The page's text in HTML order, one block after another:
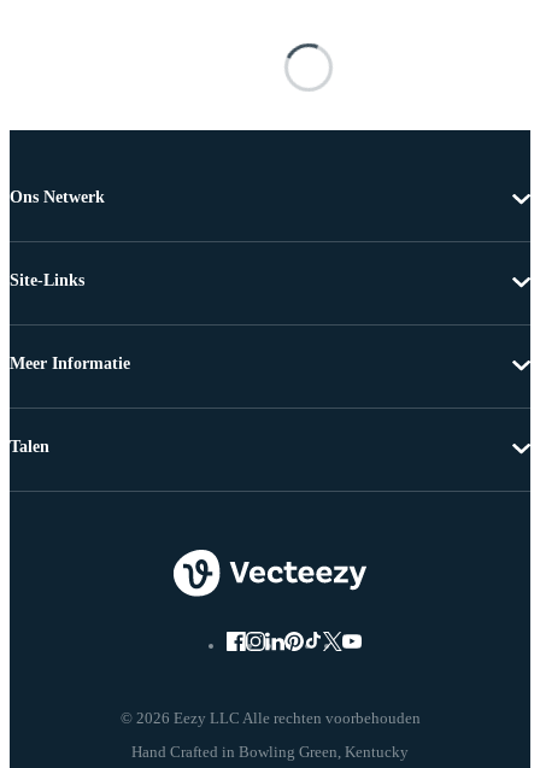
Ons Netwerk
Site-Links
Meer Informatie
© 2026 Eezy LLC Alle rechten voorbehouden
Talen